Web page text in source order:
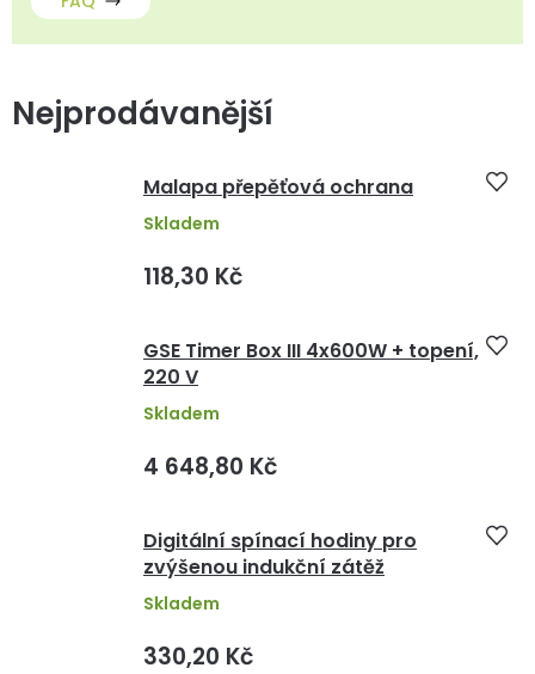
Nejprodávanější
Malapa přepěťová ochrana
118,30 Kč
Skladem
GSE Timer Box III 4x600W + topení,
220 V
4 648,80 Kč
Skladem
Digitální spínací hodiny pro
zvýšenou indukční zátěž
330,20 Kč
Skladem